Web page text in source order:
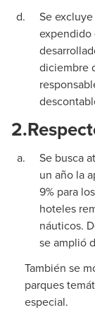
Se
expendido
diciembre
2.
Se busca
un año la
9% para
hoteles
náuticos.
se amplió
También se
parques
especial.